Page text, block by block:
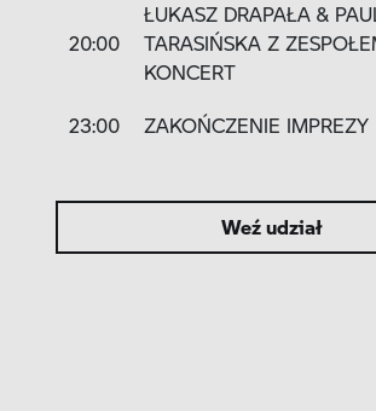
20:00
ŁUKASZ DRAPAŁA &
TARASIŃSKA Z
KONCERT
23:00 ZAKOŃCZENIE IMPREZY
Weź udział